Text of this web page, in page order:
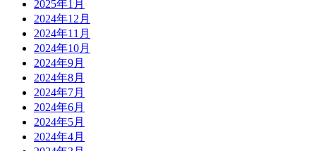
2025年1月
2024年12月
2024年11月
2024年10月
2024年9月
2024年8月
2024年7月
2024年6月
2024年5月
2024年4月